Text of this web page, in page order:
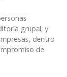
grupal; y
dentro
de